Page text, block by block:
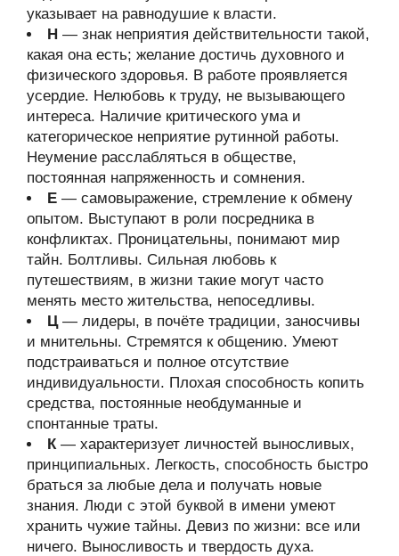
указывает на равнодушие к власти.
Н — знак неприятия действительности такой,
какая она есть; желание достичь духовного и
физического здоровья. В работе проявляется
усердие. Нелюбовь к труду, не вызывающего
интереса. Наличие критического ума и
категорическое неприятие рутинной работы.
Неумение расслабляться в обществе,
постоянная напряженность и сомнения.
Е — самовыражение, стремление к обмену
опытом. Выступают в роли посредника в
конфликтах. Проницательны, понимают мир
тайн. Болтливы. Сильная любовь к
путешествиям, в жизни такие могут часто
менять место жительства, непоседливы.
Ц— лидеры, в почёте традиции, заносчивы
и мнительны. Стремятся к общению. Умеют
подстраиваться и полное отсутствие
индивидуальности. Плохая способность копить
средства, постоянные необдуманные и
спонтанные траты.
К— характеризует личностей выносливых,
принципиальных. Легкость, способность быстро
браться за любые дела и получать новые
знания. Люди с этой буквой в имени умеют
хранить чужие тайны. Девиз по жизни: все или
ничего. Выносливость и твердость духа.